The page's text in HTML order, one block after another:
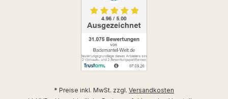
* Preise inkl. MwSt. zzgl. Versandkosten